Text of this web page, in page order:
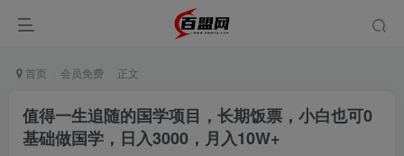
首页 会员免费 正文
值得一生追随的国学项目，长期饭票，小白也可0
基础做国学，日入3000，月入10W+